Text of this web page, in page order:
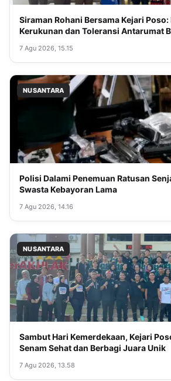
Siraman Rohani Bersama Kejari
Kerukunan dan Toleransi Antarumat
7 Agu 2026, 15.15
NUSANTARA
Polisi Dalami Penemuan Ratusan
Swasta Kebayoran Lama
7 Agu 2026, 14.16
NUSANTARA
Sambut Hari Kemerdekaan, Kejari
Senam Sehat dan Berbagi Juara Unik
7 Agu 2026, 13.58